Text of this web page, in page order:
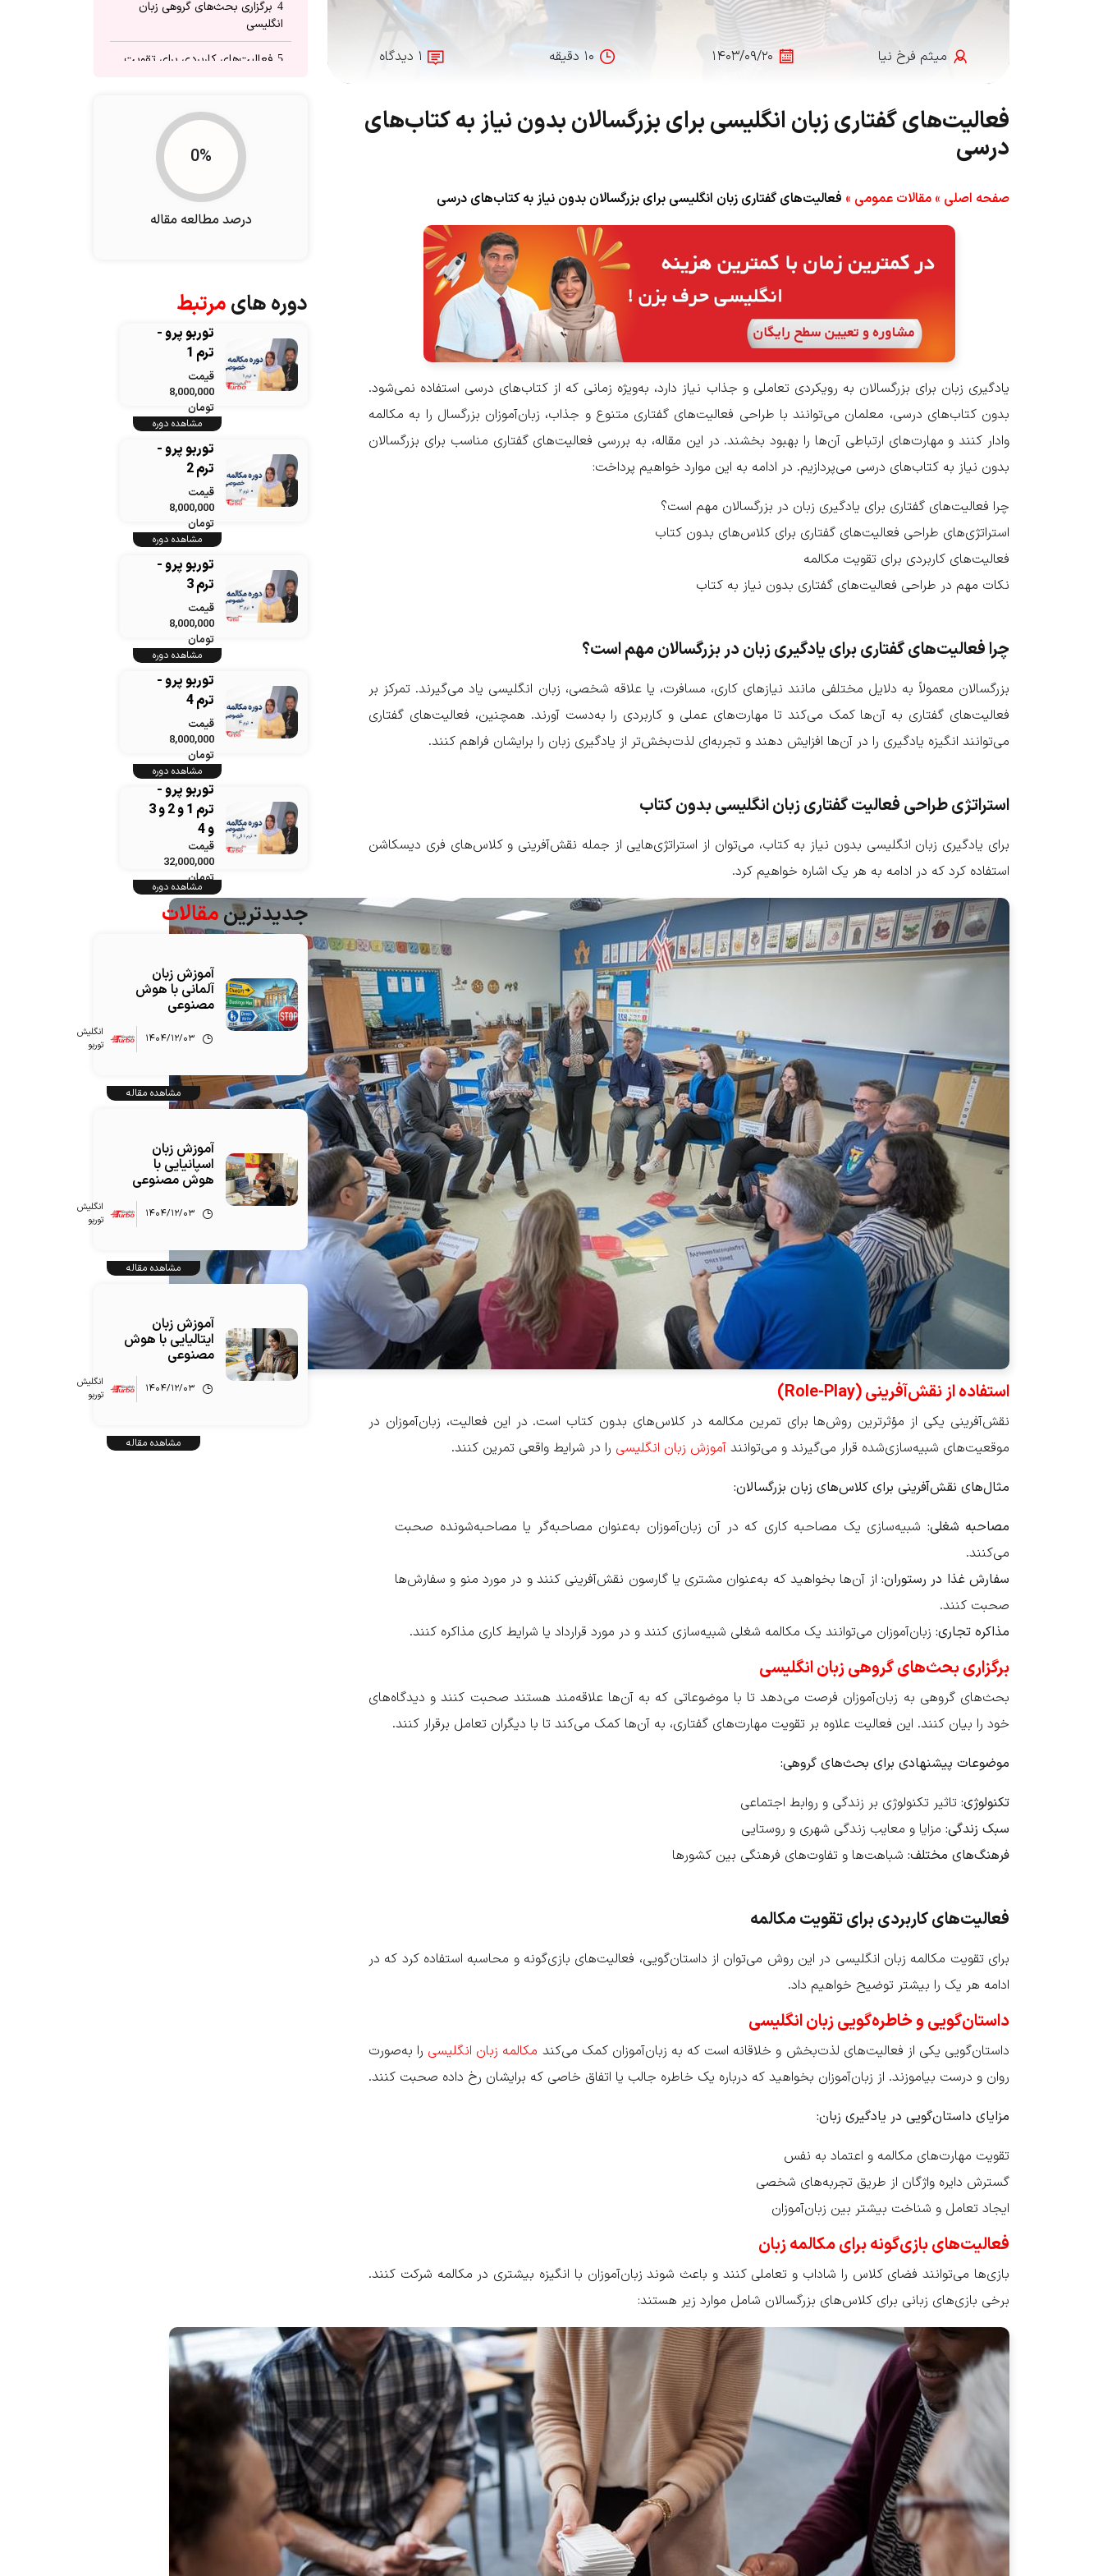
میثم فرخ نیا ۱۴۰۳/۰۹/۲۰ ۱۰ دقیقه ۱ دیدگاه
فعالیت‌های گفتاری زبان انگلیسی برای بزرگسالان بدون نیاز به کتاب‌های
درسی
صفحه اصلی » مقالات عمومی » فعالیت‌های گفتاری زبان انگلیسی برای بزرگسالان بدون نیاز به کتاب‌های درسی
یادگیری زبان برای بزرگسالان به رویکردی تعاملی و جذاب نیاز دارد، به‌ویژه زمانی که از کتاب‌های درسی استفاده نمی‌شود.
بدون کتاب‌های درسی، معلمان می‌توانند با طراحی فعالیت‌های گفتاری متنوع و جذاب، زبان‌آموزان بزرگسال را به مکالمه
وادار کنند و مهارت‌های ارتباطی آن‌ها را بهبود بخشند. در این مقاله، به بررسی فعالیت‌های گفتاری مناسب برای بزرگسالان
بدون نیاز به کتاب‌های درسی می‌پردازیم. در ادامه به این موارد خواهیم پرداخت:
چرا فعالیت‌های گفتاری برای یادگیری زبان در بزرگسالان مهم است؟
استراتژی‌های طراحی فعالیت‌های گفتاری برای کلاس‌های بدون کتاب
فعالیت‌های کاربردی برای تقویت مکالمه
نکات مهم در طراحی فعالیت‌های گفتاری بدون نیاز به کتاب
چرا فعالیت‌های گفتاری برای یادگیری زبان در بزرگسالان مهم است؟
بزرگسالان معمولاً به دلایل مختلفی مانند نیازهای کاری، مسافرت، یا علاقه شخصی، زبان انگلیسی یاد می‌گیرند. تمرکز بر
فعالیت‌های گفتاری به آن‌ها کمک می‌کند تا مهارت‌های عملی و کاربردی را به‌دست آورند. همچنین، فعالیت‌های گفتاری
می‌توانند انگیزه یادگیری را در آن‌ها افزایش دهند و تجربه‌ای لذت‌بخش‌تر از یادگیری زبان را برایشان فراهم کنند.
استراتژی‌ طراحی فعالیت‌ گفتاری زبان انگلیسی بدون کتاب
برای یادگیری زبان انگلیسی بدون نیاز به کتاب، می‌توان از استراتژی‌هایی از جمله نقش‌آفرینی و کلاس‌های فری دیسکاشن
استفاده کرد که در ادامه به هر یک اشاره خواهیم کرد.
استفاده از نقش‌آفرینی(Role-Play)
نقش‌آفرینی یکی از مؤثرترین روش‌ها برای تمرین مکالمه در کلاس‌های بدون کتاب است. در این فعالیت، زبان‌آموزان در
موقعیت‌های شبیه‌سازی‌شده قرار می‌گیرند و می‌توانند آموزش زبان انگلیسی را در شرایط واقعی تمرین کنند.
مثال‌های نقش‌آفرینی برای کلاس‌های زبان بزرگسالان:
مصاحبه شغلی: شبیه‌سازی یک مصاحبه کاری که در آن زبان‌آموزان به‌عنوان مصاحبه‌گر یا مصاحبه‌شونده صحبت
می‌کنند.
سفارش غذا در رستوران:از آن‌ها بخواهید که به‌عنوان مشتری یا گارسون نقش‌آفرینی کنند و در مورد منو و سفارش‌ها
صحبت کنند.
مذاکره تجاری: زبان‌آموزان می‌توانند یک مکالمه شغلی شبیه‌سازی کنند و در مورد قرارداد یا شرایط کاری مذاکره کنند.
برگزاری بحث‌های گروهی زبان انگلیسی
بحث‌های گروهی به زبان‌آموزان فرصت می‌دهد تا با موضوعاتی که به آن‌ها علاقه‌مند هستند صحبت کنند و دیدگاه‌های
خود را بیان کنند. این فعالیت علاوه بر تقویت مهارت‌های گفتاری، به آن‌ها کمک می‌کند تا با دیگران تعامل برقرار کنند.
موضوعات پیشنهادی برای بحث‌های گروهی:
تکنولوژی: تاثیر تکنولوژی بر زندگی و روابط اجتماعی
سبک زندگی: مزایا و معایب زندگی شهری و روستایی
فرهنگ‌های مختلف: شباهت‌ها و تفاوت‌های فرهنگی بین کشورها
فعالیت‌های کاربردی برای تقویت مکالمه
برای تقویت مکالمه زبان انگلیسی در این روش می‌توان از داستان‌گویی، فعالیت‌های بازی‌گونه و محاسبه استفاده کرد که در
ادامه هر یک را بیشتر توضیح خواهیم داد.
داستان‌گویی و خاطره‌گویی زبان انگلیسی
داستان‌گویی یکی از فعالیت‌های لذت‌بخش و خلاقانه است که به زبان‌آموزان کمک می‌کند مکالمه زبان انگلیسی را به‌صورت
روان و درست بیاموزند. از زبان‌آموزان بخواهید که درباره یک خاطره جالب یا اتفاق خاصی که برایشان رخ داده صحبت کنند.
مزایای داستان‌گویی در یادگیری زبان:
تقویت مهارت‌های مکالمه و اعتماد به نفس
گسترش دایره واژگان از طریق تجربه‌های شخصی
ایجاد تعامل و شناخت بیشتر بین زبان‌آموزان
فعالیت‌های بازی‌گونه برای مکالمه زبان
بازی‌ها می‌توانند فضای کلاس را شاداب و تعاملی کنند و باعث شوند زبان‌آموزان با انگیزه بیشتری در مکالمه شرکت کنند.
برخی بازی‌های زبانی برای کلاس‌های بزرگسالان شامل موارد زیر هستند:
4 برگزاری بحث‌های گروهی زبان
انگلیسی
5 فعالیت‌های کاربردی برای تقویت
داستان‌گویی و خاطره‌گویی زبان
فعالیت‌های بازی‌گونه برای مکالمه
مصاحبه و پرسش و پاسخ زبان
0%
درصد مطالعه مقاله
دوره هایمرتبط
توربو پرو -
ترم 1
قیمت
8,000,000
تومان
مشاهده دوره
توربو پرو -
ترم 2
قیمت
8,000,000
تومان
مشاهده دوره
توربو پرو -
ترم 3
قیمت
8,000,000
تومان
مشاهده دوره
توربو پرو -
ترم 4
قیمت
8,000,000
تومان
مشاهده دوره
توربو پرو -
ترم 1 و 2 و 3
و 4
قیمت
32,000,000
تومان
مشاهده دوره
جدیدترینمقالات
آموزش زبان
آلمانی با هوش
مصنوعی
۱۴۰۴/۱۲/۰۳
انگلیش‌
توربو
مشاهده مقاله
آموزش زبان
اسپانیایی با
هوش مصنوعی
۱۴۰۴/۱۲/۰۳
انگلیش‌
توربو
مشاهده مقاله
آموزش زبان
ایتالیایی با هوش
مصنوعی
۱۴۰۴/۱۲/۰۳
انگلیش‌
توربو
مشاهده مقاله